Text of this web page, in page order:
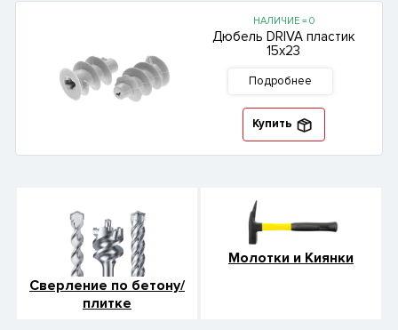
НАЛИЧИЕ = 0
Дюбель DRIVA пластик
15х23
Подробнее
Купить
Сверление по бетону/
плитке
Молотки и Киянки